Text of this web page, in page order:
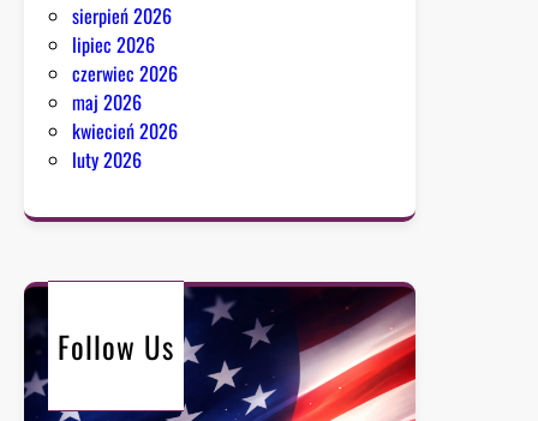
sierpień 2026
lipiec 2026
czerwiec 2026
maj 2026
kwiecień 2026
luty 2026
Follow Us